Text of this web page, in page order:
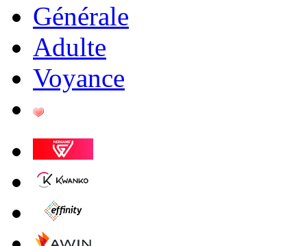
Générale
Adulte
Voyance